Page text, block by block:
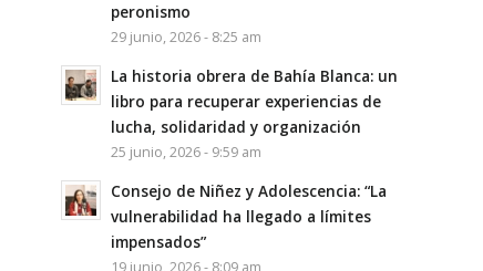
peronismo
29 junio, 2026 - 8:25 am
La historia obrera de Bahía Blanca: un
libro para recuperar experiencias de
lucha, solidaridad y organización
25 junio, 2026 - 9:59 am
Consejo de Niñez y Adolescencia: “La
vulnerabilidad ha llegado a límites
impensados”
19 junio, 2026 - 8:09 am